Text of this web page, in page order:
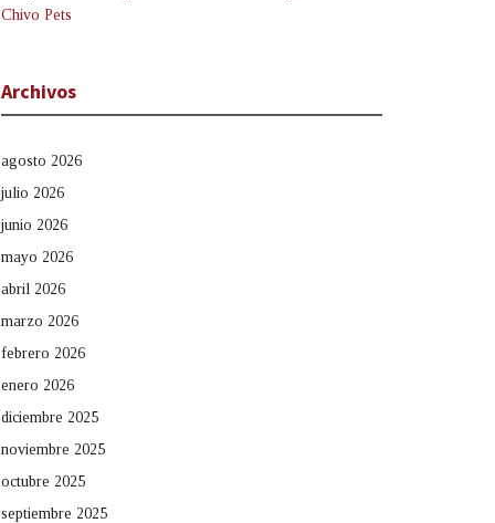
Chivo Pets
Archivos
agosto 2026
julio 2026
junio 2026
mayo 2026
abril 2026
marzo 2026
febrero 2026
enero 2026
diciembre 2025
noviembre 2025
octubre 2025
septiembre 2025